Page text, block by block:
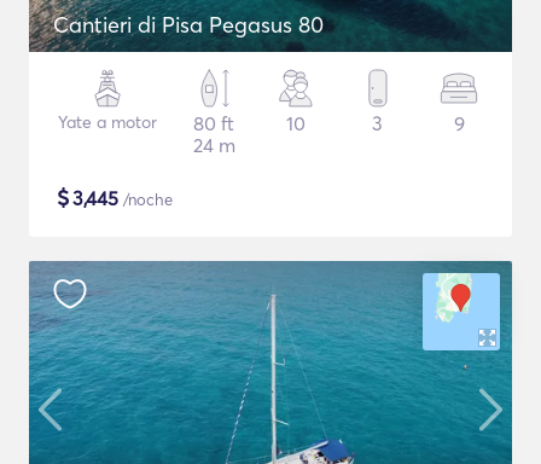
Cantieri di Pisa Pegasus 80
Yate a motor
80 ft
24 m
10 3 9
$3,445 /noche